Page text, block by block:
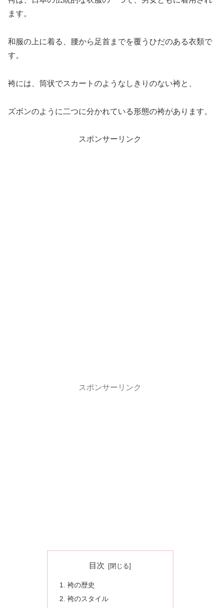
ます。
和服の上に着る、腰から足首までを覆うひだのある衣類で
す。
袴には、筒状でスカートのようなしきりのない袴と、
ズボンのように二つに分かれている形態の袴があります。
スポンサーリンク
スポンサーリンク
目次
袴の歴史
袴のスタイル